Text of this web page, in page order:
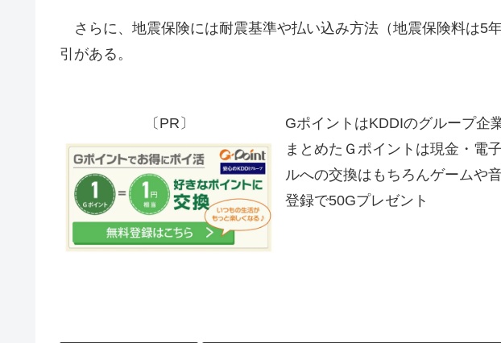
さらに、地震保険には耐震基準や払い込み方法（地震保険料は5
引がある。
〔PR〕
GポイントはKDDIのグループ企業
まとめたＧポイントは現金・電
ルへの交換はもちろんゲームや
登録で50Gプレゼント